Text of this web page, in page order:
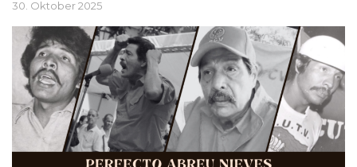
30. Oktober 2025